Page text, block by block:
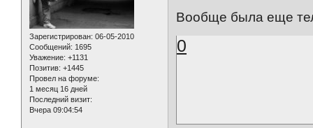
Зарегистрирован: 06-05-2010
Сообщений: 1695
Уважение: +1131
Позитив: +1445
Провел на форуме:
1 месяц 16 дней
Последний визит:
Вчера 09:04:54
Вообще была еще
0